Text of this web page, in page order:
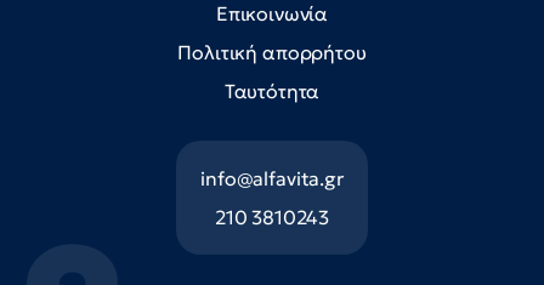
Επικοινωνία
Πολιτική απορρήτου
Ταυτότητα
info@alfavita.gr
210 3810243